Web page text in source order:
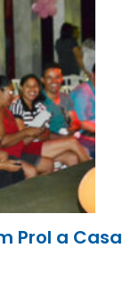
Prol a Casa